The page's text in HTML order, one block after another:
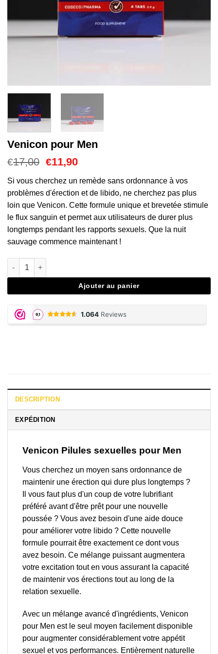
Venicon pour Men
€17,00 Le
initial
était :
€17,00.
€11,90Le
actuel
est :
€11,90.
Si vous cherchez un remède sans ordonnance à vos
problèmes d'érection et de libido, ne cherchez pas plus
loin que Venicon. Cette formule unique et brevetée stimule
le flux sanguin et permet aux utilisateurs de durer plus
longtemps pendant les rapports sexuels. Que la nuit
sauvage commence maintenant !
quantité de Venicon for Men
Ajouter au panier
DESCRIPTION
EXPÉDITION
Venicon Pilules sexuelles pour Men
Vous cherchez un moyen sans ordonnance de
maintenir une érection qui dure plus longtemps ?
Il vous faut plus d'un coup de votre lubrifiant
préféré avant d'être prêt pour une nouvelle
poussée ? Vous avez besoin d'une aide douce
pour améliorer votre libido ? Cette nouvelle
formule pourrait être exactement ce dont vous
avez besoin. Ce mélange puissant augmentera
votre excitation tout en vous assurant la capacité
de maintenir vos érections tout au long de la
relation sexuelle.
Avec un mélange avancé d'ingrédients, Venicon
pour Men est le seul moyen facilement disponible
pour augmenter considérablement votre appétit
sexuel et vos performances. Entièrement naturelle